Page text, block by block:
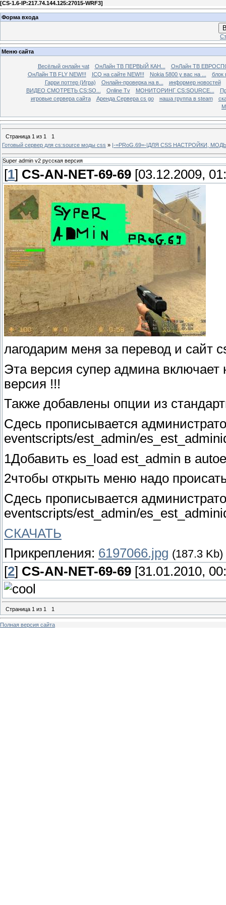
[CS-1.6-IP:217.74.144.125:27015-WRF3]
Форма входа
Меню сайта
Весёлый онлайн чаt ОнЛайн ТВ ПЕРВЫЙ КАН...
ОнЛайн ТВ
ОнЛайн ТВ FLY NEW!!!
ICQ на сайте NEW!!! Nokia 5800 у вас на ...
блок
Гарри поттер (Игра)
Онлайн-проверка на в...
информер новостей
ВИДЕО СМОТРЕТЬ CS:SO...
Online Tv МОНИТОРИНГ CS:SOURCE...
игровые сервера сайта
Аренда Сервера cs go наша группа в steam
Страница 1 из 1
1
Готовый сервер для cs:source моды css » |-=PRoG.69=-|ДЛЯ CSS НАСТРОЙКИ,
Super admin v2 русская версия
[1] CS-AN-NET-69-69 [03.12.2009,
лагодарим меня за перевод и сайт
Эта версия супер админа
версия !!!
Также добавлены опции из
Сдесь прописывается
eventscripts/est_admin/
1Добавить es_load est_admin в
2чтобы открыть меню надо
Сдесь прописывается
eventscripts/est_admin/
СКАЧАТЬ
Прикрепления: 6197066.jpg (187.3 Kb)
[2] CS-AN-NET-69-69 [31.01.2010,
Страница 1 из 1 1
Полная версия сайта